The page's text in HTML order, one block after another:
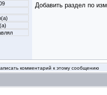
Добавить раздел по
комментарий к этому сообщению